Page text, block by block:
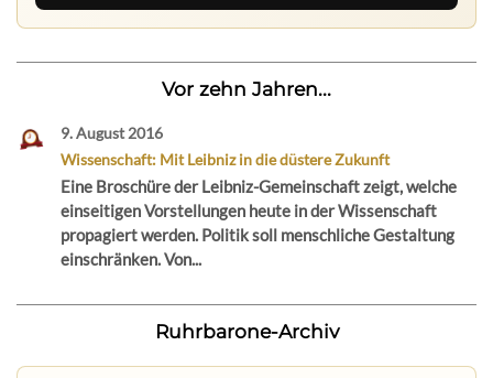
Vor zehn Jahren...
9. August 2016
Wissenschaft: Mit Leibniz in die düstere Zukunft
Eine Broschüre der Leibniz-Gemeinschaft zeigt, welche
einseitigen Vorstellungen heute in der Wissenschaft
propagiert werden. Politik soll menschliche Gestaltung
einschränken. Von...
Ruhrbarone-Archiv